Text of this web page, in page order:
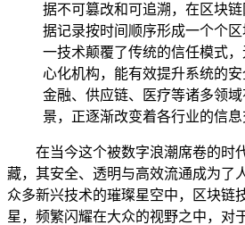
据不可篡改和可追溯，在区块
据记录按时间顺序形成一个个
一技术颠覆了传统的信任模式
心化机构，能有效提升系统的
金融、供应链、医疗等诸多领
景，正逐渐改变着各行业的信息
在当今这个被数字浪潮席卷的时
藏，其安全、透明与高效流通成为了
众多新兴技术的璀璨星空中，区块链
星，频繁闪耀在大众的视野之中，对